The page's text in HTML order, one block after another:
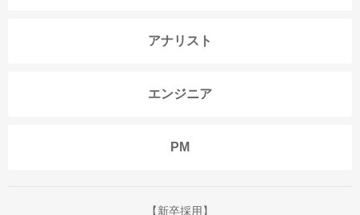
アナリスト
エンジニア
PM
【新卒採用】